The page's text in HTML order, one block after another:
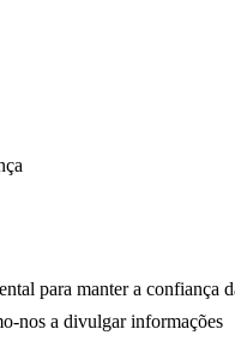
para manter a confiança
nos a divulgar informações